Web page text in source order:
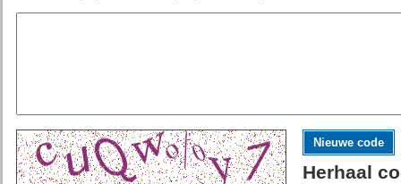
Nieuwe code
Herhaal